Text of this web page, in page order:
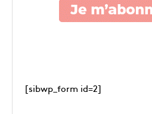
[sibwp_form id=2]